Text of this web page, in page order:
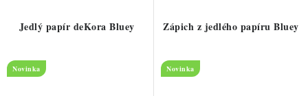
Jedlý papír deKora Bluey
Novinka
Zápich z jedlého papíru Bluey
Novinka